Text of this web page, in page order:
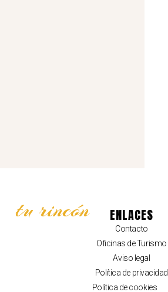
tu rincón ENLACES
Contacto
Oficinas de Turismo
Aviso legal
Política de privacidad
Política de cookies